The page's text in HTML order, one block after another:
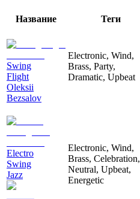
Название Теги
Swing
Flight
Oleksii
Bezsalov
Electronic, Wind,
Brass, Party,
Dramatic, Upbeat
Electro
Swing
Jazz
Electronic, Wind,
Brass, Celebration,
Neutral, Upbeat,
Energetic